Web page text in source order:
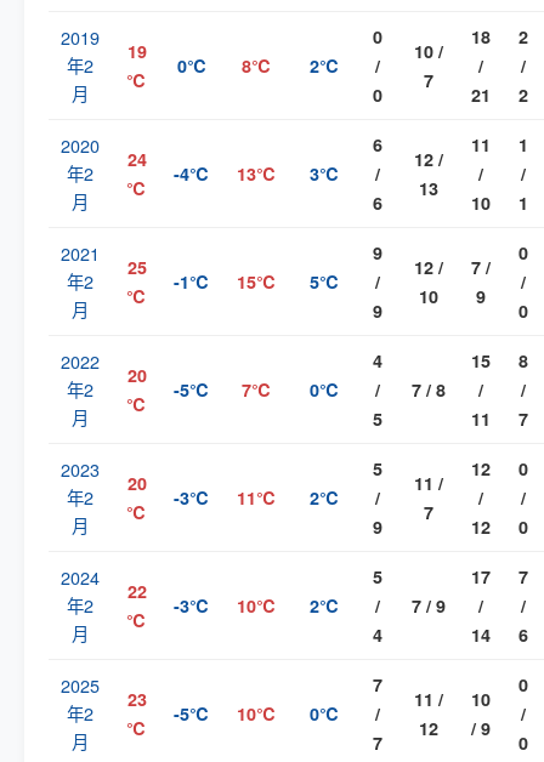
2019
年2
月
19
℃
0℃ 8℃ 2℃
0
/
0
10 /
7
18
/
21
2
/
2
2020
年2
月
24
℃
-4℃ 13℃ 3℃
6
/
6
12 /
13
11
/
10
1
/
1
2021
年2
月
25
℃
-1℃ 15℃ 5℃
9
/
9
12 /
10
7 /
9
0
/
0
2022
年2
月
20
℃
-5℃ 7℃ 0℃
4
/
5
7 / 8
15
/
11
8
/
7
2023
年2
月
20
℃
-3℃ 11℃ 2℃
5
/
9
11 /
7
12
/
12
0
/
0
2024
年2
月
22
℃
-3℃ 10℃ 2℃
5
/
4
7 / 9
17
/
14
7
/
6
2025
年2
月
23
℃
-5℃ 10℃ 0℃
7
/
7
11 /
12
10
/ 9
0
/
0